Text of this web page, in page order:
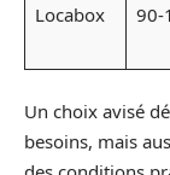
Locabox 90-
Un choix avisé
besoins, mais